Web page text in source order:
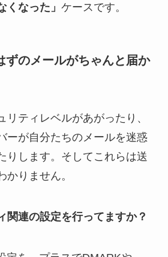
くなった」 ケースです。
ずのメールがちゃんと届か
リティレベルがあがったり、
ーが自分たちのメールを迷惑
りします。そしてこれらは送
かりません。
関連の設定を行ってますか？